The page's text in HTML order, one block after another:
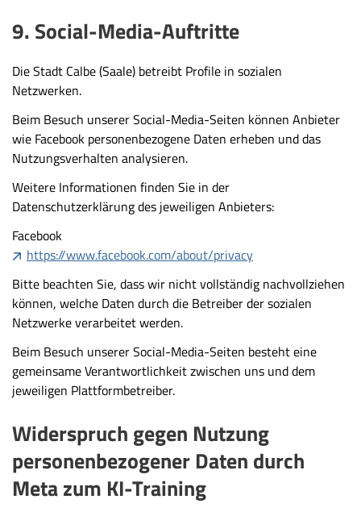
9. Social-Media-Auftritte
Die Stadt Calbe (Saale) betreibt Profile in sozialen
Netzwerken.
Beim Besuch unserer Social-Media-Seiten können Anbieter
wie Facebook personenbezogene Daten erheben und das
Nutzungsverhalten analysieren.
Weitere Informationen finden Sie in der
Datenschutzerklärung des jeweiligen Anbieters:
Facebook
https://www.facebook.com/about/privacy
Bitte beachten Sie, dass wir nicht vollständig nachvollziehen
können, welche Daten durch die Betreiber der sozialen
Netzwerke verarbeitet werden.
Beim Besuch unserer Social-Media-Seiten besteht eine
gemeinsame Verantwortlichkeit zwischen uns und dem
jeweiligen Plattformbetreiber.
Widerspruch gegen Nutzung
personenbezogener Daten durch
Meta zum KI-Training